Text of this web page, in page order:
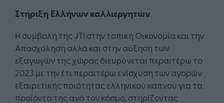
Στήριξη Ελλήνων καλλιεργητών
Η συμβολή της JTI στην τοπική Οικονομία και την
Απασχόληση αλλά και στην αύξηση των
εξαγωγών της χώρας διευρύνεται περαιτέρω το
2023 με την έτι περαιτέρω ενίσχυση των αγορών
εξαιρετικής ποιότητας ελληνικού καπνού για τα
προϊόντα της ανά τον κόσμο, στηρίζοντας